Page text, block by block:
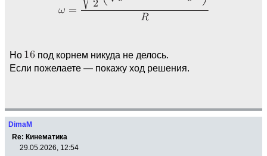
Но
под корнем никуда не делось.
Если пожелаете — покажу ход решения.
DimaM
Re: Кинематика
29.05.2026, 12:54